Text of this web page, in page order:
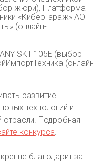
жюри), Платформа
«КиберГараж» АО
(онлайн-
SKT 105E (выбор
(онлайн-
развитие
технологий и
отрасли. Подробная
конкурса.
благодарит за